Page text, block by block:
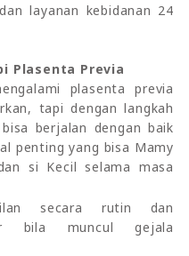
layanan kebidanan 24
Plasenta Previa
plasenta previa
tapi dengan langkah
berjalan dengan baik
penting yang bisa Mamy
si Kecil selama masa
secara rutin dan
bila muncul gejala